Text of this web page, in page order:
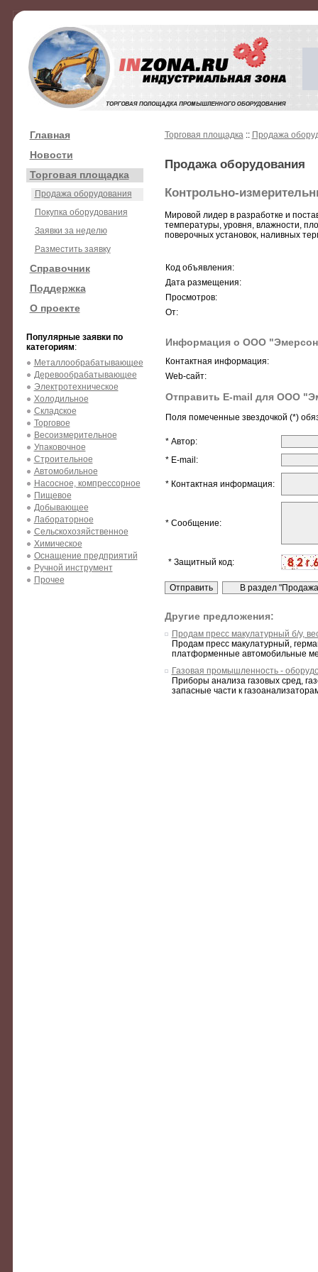
Главная
Новости
Торговая площадка
Продажа оборудования
Покупка оборудования
Заявки за неделю
Разместить заявку
Справочник
Поддержка
О проекте
Популярные заявки по
категориям:
Металлообрабатывающее
Деревообрабатывающее
Электротехническое
Холодильное
Складское
Торговое
Весоизмерительное
Упаковочное
Строительное
Автомобильное
Насосное, компрессорное
Пищевое
Добывающее
Лабораторное
Сельскохозяйственное
Химическое
Оснащение предприятий
Ручной инструмент
Прочее
Торговая площадка:: Продажа
Продажа оборудования
Контрольно-
Мировой лидер в разработке и
температуры, уровня, влажности,
поверочных установок, наливных
Код объявления:
Дата размещения:
Просмотров:
От:
Информация о ООО
Контактная информация:
Web-сайт:
Отправить E-mail для ООО
Поля помеченные звездочкой (*)
* Автор:
* E-mail:
* Контактная информация:
* Сообщение:
* Защитный код:
Другие предложения:
Продам пресс макулатурный б/у,
Продам пресс макулатурный,
платформенные автомобильные
Газовая промышленность -
Приборы анализа газовых сред,
запасные части к